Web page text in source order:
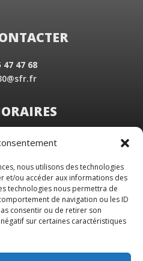
nous utilisons des technologies
et/ou accéder aux informations des
technologies nous permettra de
de navigation ou les ID
consentir ou de retirer son
sur certaines caractéristiques
47 47 68
au Vendredi
rendez-vous